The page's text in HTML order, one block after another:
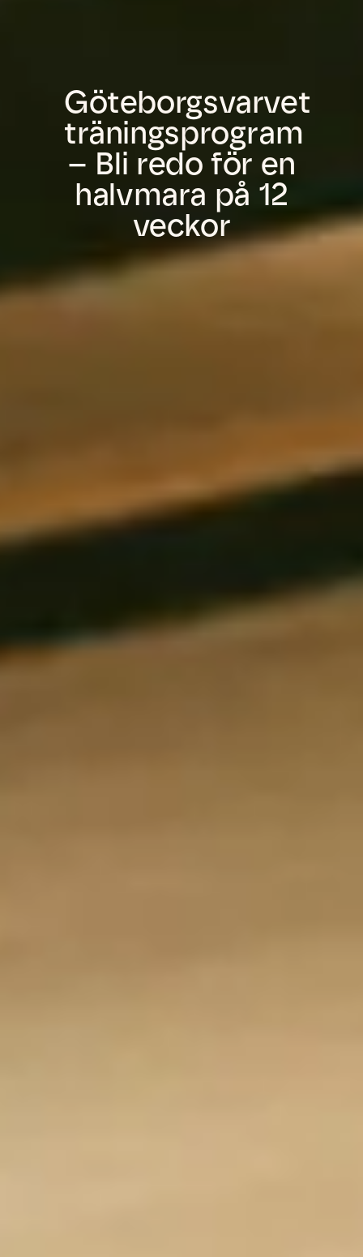
Göteborgsvarvet
träningsprogram
– Bli redo för en
halvmara på 12
veckor